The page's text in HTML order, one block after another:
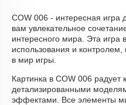
COW 006 - интересная игра
вам увлекательное
интересного мира. Эта игра
использования и контролем,
в мир игры.
Картинка в COW 006 радует
детализированными
эффектами. Все элементы